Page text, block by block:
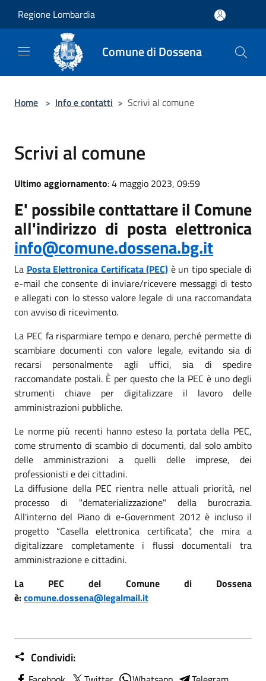
Regione Lombardia
Comune di Dossena
Home > Info e contatti > Scrivi al comune
Scrivi al comune
Ultimo aggiornamento: 4 maggio 2023, 09:59
E' possibile conttattare il Comune
all'indirizzo di posta elettronica
info@comune.dossena.bg.it
La Posta Elettronica Certificata (PEC) è un tipo speciale di
e-mail che consente di inviare/ricevere messaggi di testo
e allegati con lo stesso valore legale di una raccomandata
con avviso di ricevimento.
La PEC fa risparmiare tempo e denaro, perché permette di
scambiare documenti con valore legale, evitando sia di
recarsi personalmente agli uffici, sia di spedire
raccomandate postali. È per questo che la PEC è uno degli
strumenti chiave per digitalizzare il lavoro delle
amministrazioni pubbliche.
Le norme più recenti hanno esteso la portata della PEC,
come strumento di scambio di documenti, dal solo ambito
delle amministrazioni a quelli delle imprese, dei
professionisti e dei cittadini.
La diffusione della PEC rientra nelle attuali priorità, nel
processo di "dematerializzazione" della burocrazia.
All'interno del Piano di e-Government 2012 è incluso il
progetto “Casella elettronica certificata”, che mira a
digitalizzare completamente i flussi documentali tra
amministrazione e cittadini.
La PEC del Comune di Dossena
è:comune.dossena@legalmail.it
Condividi: